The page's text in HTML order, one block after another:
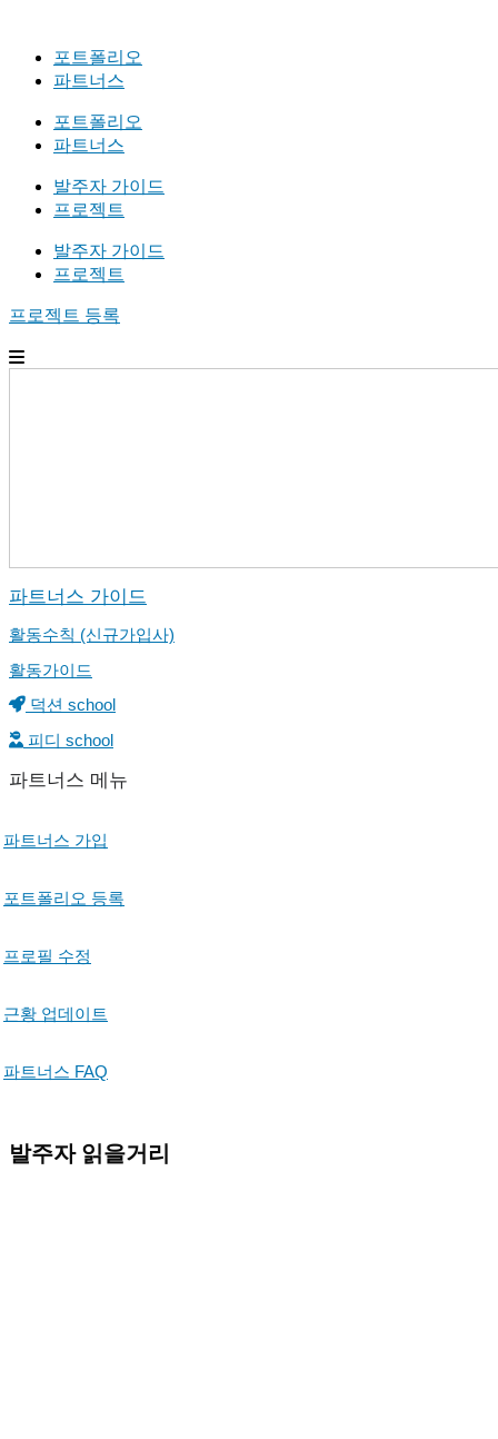
포트폴리오
파트너스
포트폴리오
파트너스
발주자 가이드
프로젝트
발주자 가이드
프로젝트
프로젝트 등록
파트너스 가이드
활동수칙 (신규가입사)
활동가이드
덕션 school
피디 school
파트너스 메뉴
파트너스 가입
포트폴리오 등록
프로필 수정
근황 업데이트
파트너스 FAQ
발주자 읽을거리